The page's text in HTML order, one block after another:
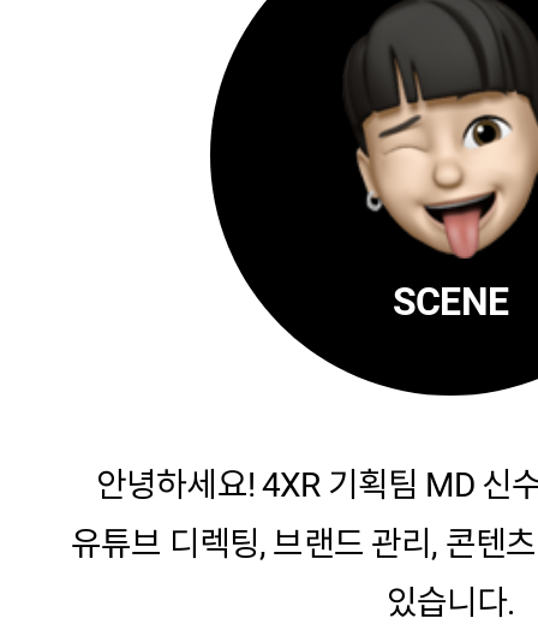
SCENE
안녕하세요! 4XR 기획팀 MD 신
유튜브 디렉팅, 브랜드 관리, 콘텐
있습니다.